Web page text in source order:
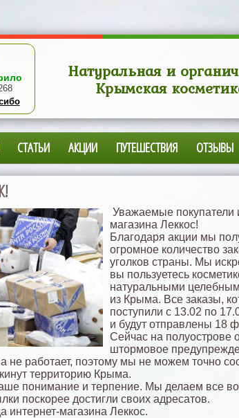
Натуральная и
Крымская
СТАТЬИ АКЦИИ ПУТЕШЕСТВИЯ ОТЗЫВЫ
Уважаемые покупатели
магазина Леккос!
Благодаря акции мы
огромное количество
уголков страны. Мы
вы пользуетесь
натуральными
из Крыма. Все заказы,
поступили с 13.02 по
и будут отправлены 18
Сейчас на полуострове
штормовое
не работает, поэтому мы не можем точно
территорию Крыма.
понимание и терпение. Мы делаем все
поскорее достигли своих адресатов.
магазина Леккос.